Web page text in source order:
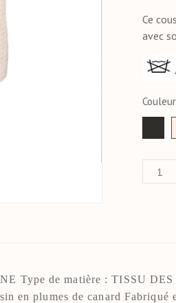
Ce
avec
Type de matière : TISSU
en plumes de canard Fabriqué
Uni